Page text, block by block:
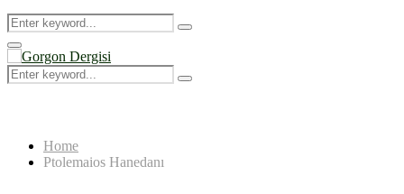
Search
for:
Search
Primary
Menu
Search
for:
Search
Home
Ptolemaios Hanedanı